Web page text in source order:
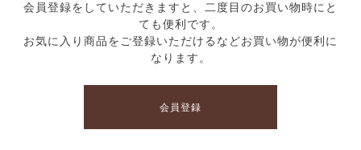
会員登録をしていただきますと、二度目のお買い物時にと
ても便利です。
お気に入り商品をご登録いただけるなどお買い物が便利に
なります。
会員登録